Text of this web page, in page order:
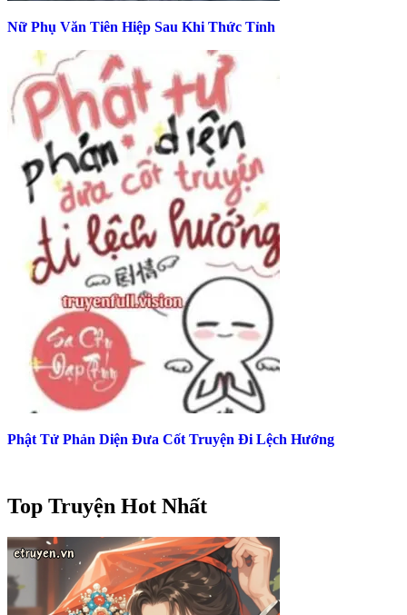
Nữ Phụ Văn Tiên Hiệp Sau Khi Thức Tỉnh
Phật Tử Phản Diện Đưa Cốt Truyện Đi Lệch Hướng
Top Truyện Hot Nhất